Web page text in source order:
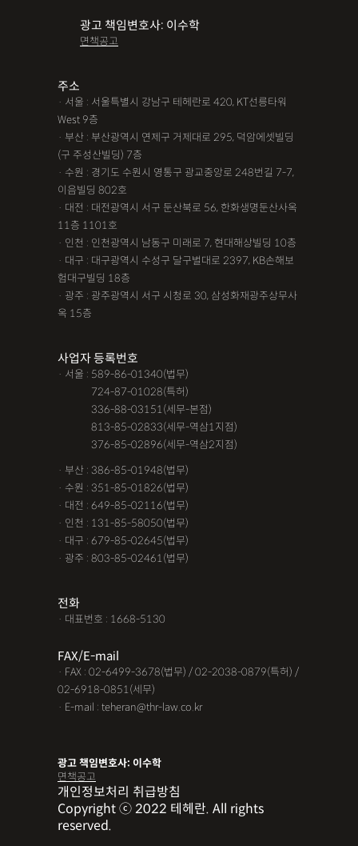
광고 책임변호사: 이수학
면책공고
주소
· 서울 : 서울특별시 강남구 테헤란로 420, KT선릉타워
West 9층
· 부산 : 부산광역시 연제구 거제대로 295, 덕암에셋빌딩
(구 주성산빌딩) 7층
· 수원 : 경기도 수원시 영통구 광교중앙로 248번길 7-7,
이음빌딩 802호
· 대전 : 대전광역시 서구 둔산북로 56, 한화생명둔산사옥
11층 1101호
· 인천 : 인천광역시 남동구 미래로 7, 현대해상빌딩 10층
· 대구 : 대구광역시 수성구 달구벌대로 2397, KB손해보
험대구빌딩 18층
· 광주 : 광주광역시 서구 시청로 30, 삼성화재광주상무사
옥 15층
사업자 등록번호
· 서울 : 589-86-01340(법무)
724-87-01028(특허)
336-88-03151(세무-본점)
813-85-02833(세무-역삼1지점)
376-85-02896(세무-역삼2지점)
· 부산 : 386-85-01948(법무)
· 수원 : 351-85-01826(법무)
· 대전 : 649-85-02116(법무)
· 인천 : 131-85-58050(법무)
· 대구 : 679-85-02645(법무)
· 광주 : 803-85-02461(법무)
전화
· 대표번호 : 1668-5130
FAX/E-mail
· FAX : 02-6499-3678(법무) / 02-2038-0879(특허) /
02-6918-0851(세무)
· E-mail : teheran@thr-law.co.kr
광고 책임변호사: 이수학
면책공고
개인정보처리 취급방침
Copyright ⓒ 2022 테헤란. All rights
reserved.